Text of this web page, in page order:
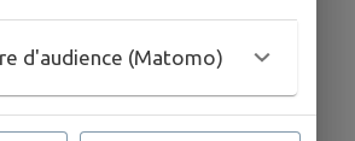
d'audience (Matomo)